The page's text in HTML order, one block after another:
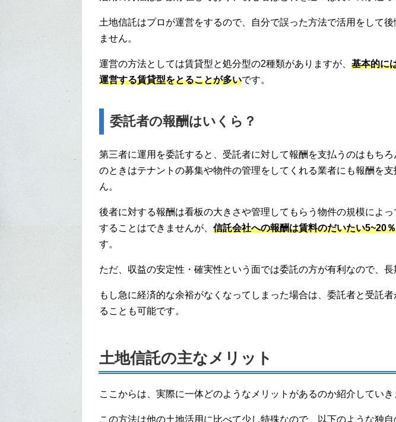
土地信託はプロが運営をするので、自分で誤った方法で活用をして
ません。
運営の方法としては賃貸型と処分型の2種類がありますが、 基本的に
運営する賃貸型をとることが多いです。
委託者の報酬はいくら？
第三者に運用を委託すると、受託者に対して報酬を支払うのはもち
のときはテナントの募集や物件の管理をしてくれる業者にも報酬を
ん。
後者に対する報酬は看板の大きさや管理してもらう物件の規模によ
することはできませんが、 信託会社への報酬は賃料のだいたい5~20
す。
ただ、収益の安定性・確実性という面では委託の方が有利なので、長
もし急に経済的な余裕がなくなってしまった場合は、委託者と受託
ることも可能です。
土地信託の主なメリット
ここからは、実際に一体どのようなメリットがあるのか紹介していき
この方法は他の土地活用に比べて少し特殊なので、以下のような独自